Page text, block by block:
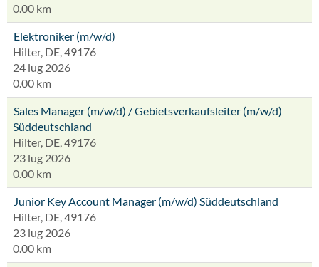
0.00 km
Elektroniker (m/w/d)
Hilter, DE, 49176
24 lug 2026
0.00 km
Sales Manager (m/w/d) / Gebietsverkaufsleiter (m/w/d)
Süddeutschland
Hilter, DE, 49176
23 lug 2026
0.00 km
Junior Key Account Manager (m/w/d) Süddeutschland
Hilter, DE, 49176
23 lug 2026
0.00 km